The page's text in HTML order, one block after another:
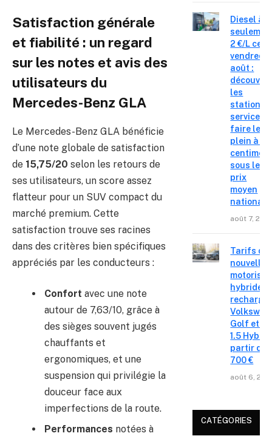
Satisfaction générale
et fiabilité : un regard
sur les notes et avis des
utilisateurs du
Mercedes-Benz GLA
Le Mercedes-Benz GLA bénéficie
d’une note globale de satisfaction
de 15,75/20 selon les retours de
ses utilisateurs, un score assez
flatteur pour un SUV compact du
marché premium. Cette
satisfaction trouve ses racines
dans des critères bien spécifiques
appréciés par les conducteurs :
Confort avec une note
autour de 7,63/10, grâce à
des sièges souvent jugés
chauffants et
ergonomiques, et une
suspension qui privilégie la
douceur face aux
imperfections de la route.
Performances notées à
Diesel à
2 €/L ce
vendredi
août :
les
stations-
service où
faire le
plein à 19
centimes
sous le
prix
moyen
national
août 7,
Tarifs
nouvelles
hybrides
Golf et T-
1.5 Hybrid
partir de
700 €
août 6,
CATÉGORIES